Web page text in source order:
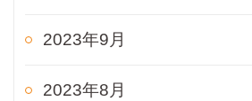
2023年9月
2023年8月